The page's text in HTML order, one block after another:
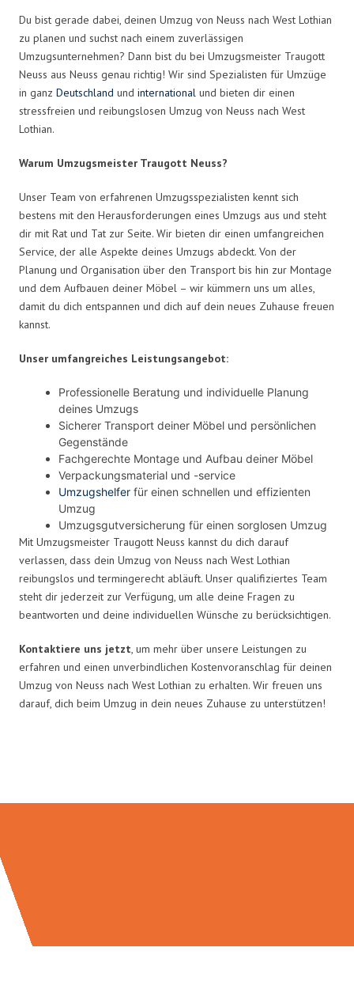
Du bist gerade dabei, deinen Umzug von Neuss nach West Lothian
zu planen und suchst nach einem zuverlässigen
Umzugsunternehmen? Dann bist du bei Umzugsmeister Traugott
Neuss aus Neuss genau richtig! Wir sind Spezialisten für Umzüge
in ganz Deutschland und international und bieten dir einen
stressfreien und reibungslosen Umzug von Neuss nach West
Lothian.
Warum Umzugsmeister Traugott Neuss?
Unser Team von erfahrenen Umzugsspezialisten kennt sich
bestens mit den Herausforderungen eines Umzugs aus und steht
dir mit Rat und Tat zur Seite. Wir bieten dir einen umfangreichen
Service, der alle Aspekte deines Umzugs abdeckt. Von der
Planung und Organisation über den Transport bis hin zur Montage
und dem Aufbauen deiner Möbel – wir kümmern uns um alles,
damit du dich entspannen und dich auf dein neues Zuhause freuen
kannst.
Unser umfangreiches Leistungsangebot:
Professionelle Beratung und individuelle Planung
deines Umzugs
Sicherer Transport deiner Möbel und persönlichen
Gegenstände
Fachgerechte Montage und Aufbau deiner Möbel
Verpackungsmaterial und -service
Umzugshelfer für einen schnellen und effizienten
Umzug
Umzugsgutversicherung für einen sorglosen Umzug
Mit Umzugsmeister Traugott Neuss kannst du dich darauf
verlassen, dass dein Umzug von Neuss nach West Lothian
reibungslos und termingerecht abläuft. Unser qualifiziertes Team
steht dir jederzeit zur Verfügung, um alle deine Fragen zu
beantworten und deine individuellen Wünsche zu berücksichtigen.
Kontaktiere uns jetzt, um mehr über unsere Leistungen zu
erfahren und einen unverbindlichen Kostenvoranschlag für deinen
Umzug von Neuss nach West Lothian zu erhalten. Wir freuen uns
darauf, dich beim Umzug in dein neues Zuhause zu unterstützen!